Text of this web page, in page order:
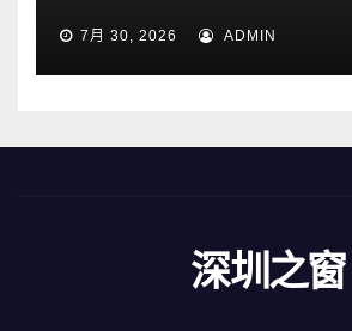
7月 30, 2026 ADMIN
深圳之窗